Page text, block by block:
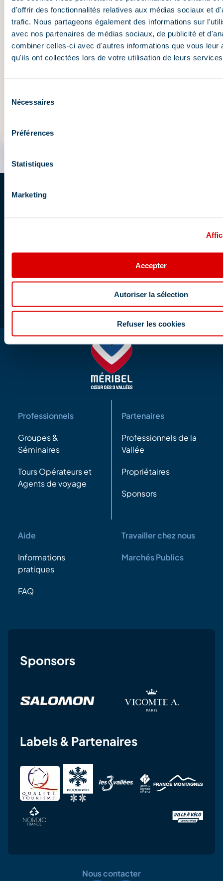
d'offrir des fonctionnalités relatives aux médias sociaux et
trafic. Nous partageons également des informations sur
avec nos partenaires de médias sociaux, de publicité et
combiner celles-ci avec d'autres informations que vous leur
qu'ils ont collectées lors de votre utilisation de leurs
Nécessaires
Préférences
Statistiques
Marketing
Accepter
Autoriser la sélection
Refuser les cookies
Votre
Ce site est protégé par reCAPTCHA et lesrègles de confidentialité
de Google s'appliquent.
Professionnels
Groupes &
Séminaires
Tours Opérateurs et
Agents de voyage
Partenaires
Professionnels de la
Vallée
Propriétaires
Sponsors
Aide
Informations
pratiques
FAQ
Travailler chez nous
Marchés Publics
Sponsors
Labels & Partenaires
Nous contacter